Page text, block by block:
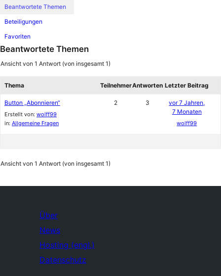
Beantwortete Themen
Beteiligungen
Favoriten
Beantwortete Themen
Ansicht von 1 Antwort (von insgesamt 1)
Thema TeilnehmerAntworten Letzter Beitrag
Button „Abonnieren“
Erstellt von: wolff99
in: Allgemeine Fragen
2 3
vor 7 Jahren,
7 Monaten
wolff99
Ansicht von 1 Antwort (von insgesamt 1)
Über
News
Hosting (engl.)
Datenschutz